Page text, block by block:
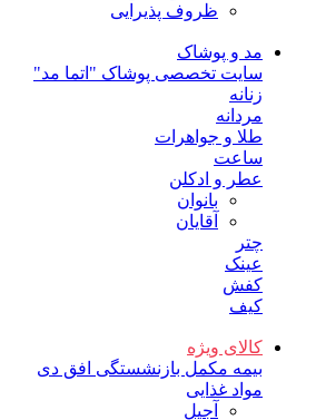
ظروف پذیرایی
مد و پوشاک
سایت تخصصی پوشاک "اتما مد"
زنانه
مردانه
طلا و جواهرات
ساعت
عطر و ادکلن
بانوان
آقایان
چتر
عینک
کفش
کیف
کالای ویژه
بیمه مکمل بازنشستگی افق دی
مواد غذایی
آجیل